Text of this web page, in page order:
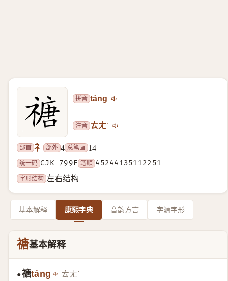
拼音 táng
注音 ㄊㄤˊ
部首 礻 部外 4 总笔画 14
统一码 CJK 799F 笔顺 45244135112251
字形结构 左右结构
基本解释 康熙字典 音韵方言 字源字形
禟基本解释
●禟táng ㄊㄤˊ